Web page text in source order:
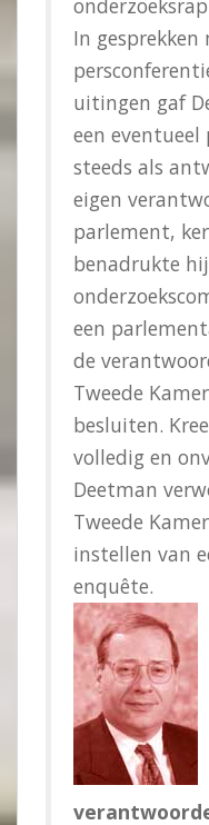
In
uitingen gaf
een
steeds als
eigen
parlement,
benadrukte
een
de
Tweede
besluiten.
volledig en
Deetman
Tweede
instellen van
enquête.